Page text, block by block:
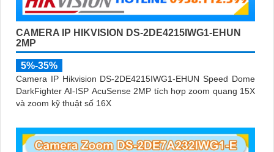
CAMERA IP HIKVISION DS-2DE4215IWG1-EHUN
2MP
5%-35%
Camera IP Hikvision DS-2DE4215IWG1-EHUN Speed Dome
DarkFighter AI-ISP AcuSense 2MP tích hợp zoom quang 15X
và zoom kỹ thuật số 16X